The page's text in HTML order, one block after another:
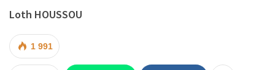
Loth HOUSSOU
1 991